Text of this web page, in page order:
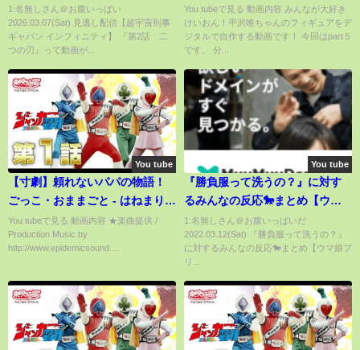
二つの刃』[公式]
1:名無しさん＠お腹いっぱい
2026.03.07(Sat) 見逃し配信【超宇宙刑事
ギャバン インフィニティ】 『第2話 二
つの刃』って動画が...
成】
You tubeで見る 動画内容 みんなが大好き
けいおん！平沢唯ちゃんのフィギュアをデ
ジタルで自作する動画です！ 今回はpart５
です。 分...
You tube
【寸劇】頼れないパパの物語！
ごっこ・おままごと - はねまりチ
ャンネル
You tubeで見る 動画内容 ★楽曲提供 /
Production Music by
http://www.epidemicsound....
You tube
『勝負服って洗うの？』に対す
るみんなの反応🐎まとめ【ウマ
娘プリティーダービー】【レイ
ミン】
1:名無しさん＠お腹いっぱいだ
2022.03.12(Sat) 『勝負服って洗うの？』
に対するみんなの反応🐎まとめ【ウマ娘プ
リ...